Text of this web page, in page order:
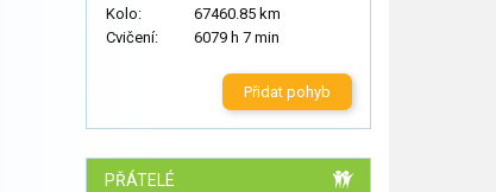
Kolo:
67460.85 km
Cvičení:
6079 h 7 min
Přidat pohyb
PŘÁTELÉ